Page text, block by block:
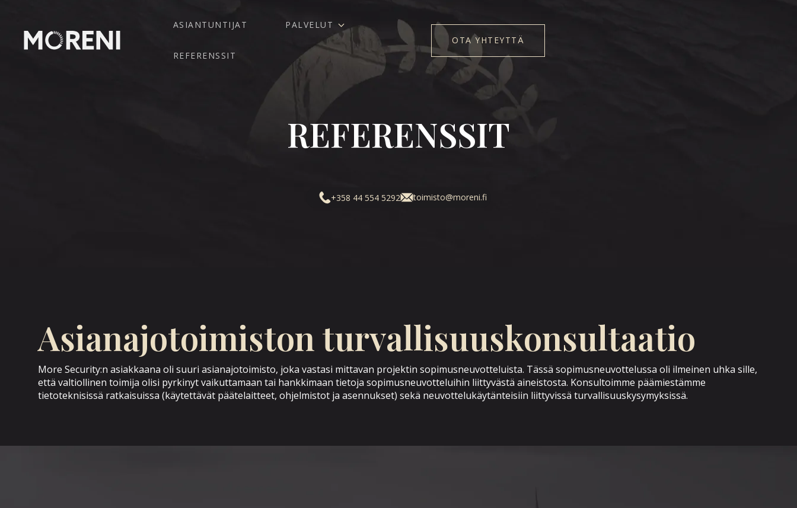
ASIANTUNTIJAT PALVELUT
REFERENSSIT
OTA YHTEYTTÄ
REFERENSSIT
+358 44 554 5292 toimisto@moreni.fi
Asianajotoimiston turvallisuuskonsultaatio
More Security:n asiakkaana oli suuri asianajotoimisto, joka vastasi mittavan projektin sopimusneuvotteluista. Tässä sopimusneuvottelussa oli ilmeinen uhka sille,
että valtiollinen toimija olisi pyrkinyt vaikuttamaan tai hankkimaan tietoja sopimusneuvotteluihin liittyvästä aineistosta. Konsultoimme päämiestämme
tietoteknisissä ratkaisuissa (käytettävät päätelaitteet, ohjelmistot ja asennukset) sekä neuvottelukäytänteisiin liittyvissä turvallisuuskysymyksissä.